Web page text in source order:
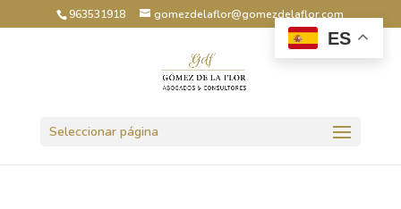
963531918 gomezdelaflor@gomezdelaflor.com
Seleccionar página
ES